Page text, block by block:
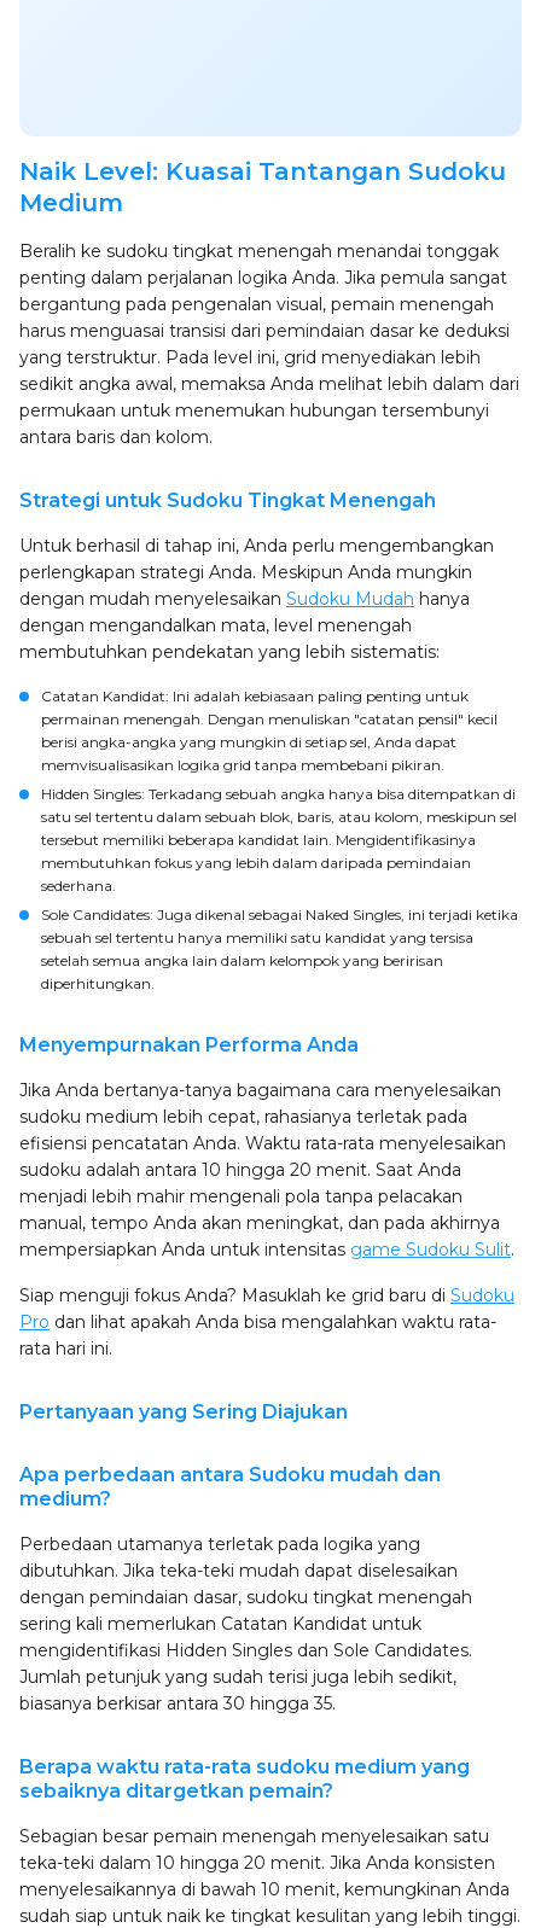
Naik Level: Kuasai Tantangan Sudoku
Medium
Beralih ke sudoku tingkat menengah menandai tonggak
penting dalam perjalanan logika Anda. Jika pemula sangat
bergantung pada pengenalan visual, pemain menengah
harus menguasai transisi dari pemindaian dasar ke deduksi
yang terstruktur. Pada level ini, grid menyediakan lebih
sedikit angka awal, memaksa Anda melihat lebih dalam dari
permukaan untuk menemukan hubungan tersembunyi
antara baris dan kolom.
Strategi untuk Sudoku Tingkat Menengah
Untuk berhasil di tahap ini, Anda perlu mengembangkan
perlengkapan strategi Anda. Meskipun Anda mungkin
dengan mudah menyelesaikan Sudoku Mudah hanya
dengan mengandalkan mata, level menengah
membutuhkan pendekatan yang lebih sistematis:
Catatan Kandidat: Ini adalah kebiasaan paling penting untuk
permainan menengah. Dengan menuliskan "catatan pensil" kecil
berisi angka-angka yang mungkin di setiap sel, Anda dapat
memvisualisasikan logika grid tanpa membebani pikiran.
Hidden Singles: Terkadang sebuah angka hanya bisa ditempatkan di
satu sel tertentu dalam sebuah blok, baris, atau kolom, meskipun sel
tersebut memiliki beberapa kandidat lain. Mengidentifikasinya
membutuhkan fokus yang lebih dalam daripada pemindaian
sederhana.
Sole Candidates: Juga dikenal sebagai Naked Singles, ini terjadi ketika
sebuah sel tertentu hanya memiliki satu kandidat yang tersisa
setelah semua angka lain dalam kelompok yang beririsan
diperhitungkan.
Menyempurnakan Performa Anda
Jika Anda bertanya-tanya bagaimana cara menyelesaikan
sudoku medium lebih cepat, rahasianya terletak pada
efisiensi pencatatan Anda. Waktu rata-rata menyelesaikan
sudoku adalah antara 10 hingga 20 menit. Saat Anda
menjadi lebih mahir mengenali pola tanpa pelacakan
manual, tempo Anda akan meningkat, dan pada akhirnya
mempersiapkan Anda untuk intensitas game Sudoku Sulit.
Siap menguji fokus Anda? Masuklah ke grid baru di Sudoku
Pro dan lihat apakah Anda bisa mengalahkan waktu rata-
rata hari ini.
Pertanyaan yang Sering Diajukan
Apa perbedaan antara Sudoku mudah dan
medium?
Perbedaan utamanya terletak pada logika yang
dibutuhkan. Jika teka-teki mudah dapat diselesaikan
dengan pemindaian dasar, sudoku tingkat menengah
sering kali memerlukan Catatan Kandidat untuk
mengidentifikasi Hidden Singles dan Sole Candidates.
Jumlah petunjuk yang sudah terisi juga lebih sedikit,
biasanya berkisar antara 30 hingga 35.
Berapa waktu rata-rata sudoku medium yang
sebaiknya ditargetkan pemain?
Sebagian besar pemain menengah menyelesaikan satu
teka-teki dalam 10 hingga 20 menit. Jika Anda konsisten
menyelesaikannya di bawah 10 menit, kemungkinan Anda
sudah siap untuk naik ke tingkat kesulitan yang lebih tinggi.